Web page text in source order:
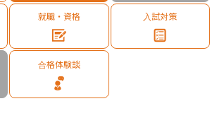
就職・資格 入試対策
合格体験談